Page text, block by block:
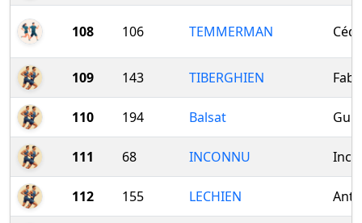
108 106 TEMMERMAN
109 143 TIBERGHIEN
110 194 Balsat
111 68 INCONNU
112 155 LECHIEN